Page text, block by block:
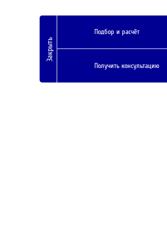
Закрыть
Подбор и расчёт
Получить консультацию